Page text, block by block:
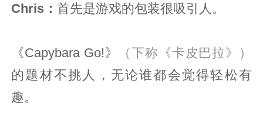
Chris：首先是游戏的包装很吸引人。
《Capybara Go!》
（下称《卡皮巴拉》）
的题材不挑人，无论谁都会觉得轻松有
趣。